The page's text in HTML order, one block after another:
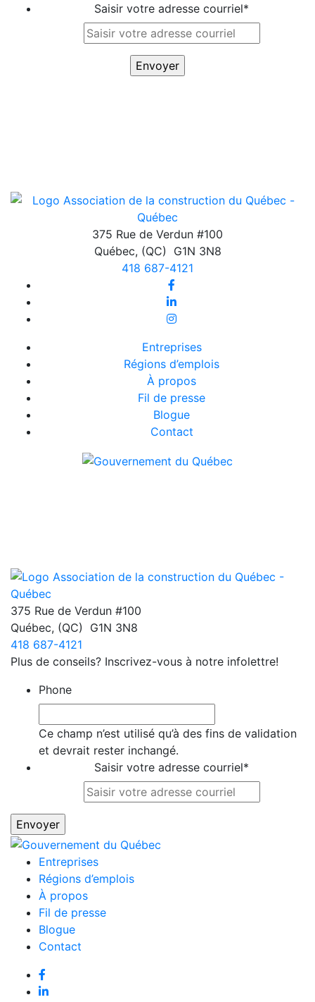
Saisir votre adresse courriel*
375 Rue de Verdun #100
Québec, (QC)
G1N 3N8
418 687-4121
Entreprises
Régions d’emplois
À propos
Fil de presse
Blogue
Contact
375 Rue de Verdun #100
Québec, (QC)
G1N 3N8
418 687-4121
Plus de conseils? Inscrivez-vous à notre infolettre!
Phone
Ce champ n’est utilisé qu’à des fins de validation
et devrait rester inchangé.
Saisir votre adresse courriel*
Entreprises
Régions d’emplois
À propos
Fil de presse
Blogue
Contact